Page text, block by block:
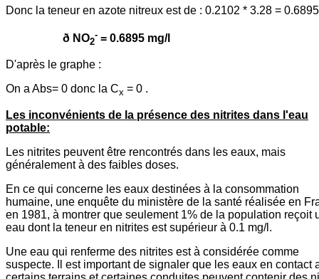
Donc la teneur en azote nitreux est de : 0.2102 * 3.28 =
ð NO2
- = 0.6895 mg/l
D'après le graphe :
On a Abs= 0 donc la Cx = 0 .
Les inconvénients de la présence des nitrites dans l'eau
potable:
Les nitrites peuvent être rencontrés dans les eaux, mais
généralement à des faibles doses.
En ce qui concerne les eaux destinées à la consommation
humaine, une enquête du ministère de la santé réalisée en
en 1981, à montrer que seulement 1% de la population reçoit
eau dont la teneur en nitrites est supérieur à 0.1 mg/l.
Une eau qui renferme des nitrites est à considérée comme
suspecte. Il est important de signaler que les eaux en contact